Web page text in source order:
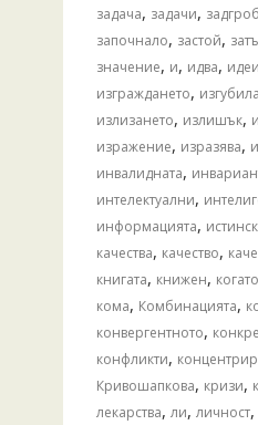
задача, задачи,
започнало, застой,
значение, и, идва, идеи
изграждането, изгубила
излизането, излишък,
изражение, изразява,
инвалидната,
интелектуални,
информацията,
качества, качество,
книгата, книжен, когато
кома, Комбинацията,
конвергентното,
конфликти,
Кривошапкова, кризи,
лекарства, ли, личност,